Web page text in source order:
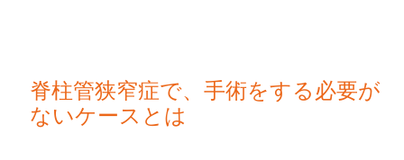
脊柱管狭窄症で、手術をする必要が
ないケースとは